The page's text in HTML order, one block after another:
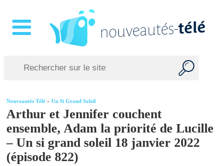
Nouveautés Télé »Un Si Grand Soleil
Arthur et Jennifer couchent
ensemble, Adam la priorité de Lucille
– Un si grand soleil 18 janvier 2022
(épisode 822)